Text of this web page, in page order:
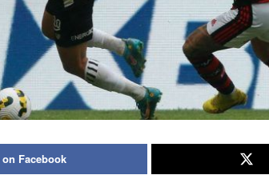
Facebook